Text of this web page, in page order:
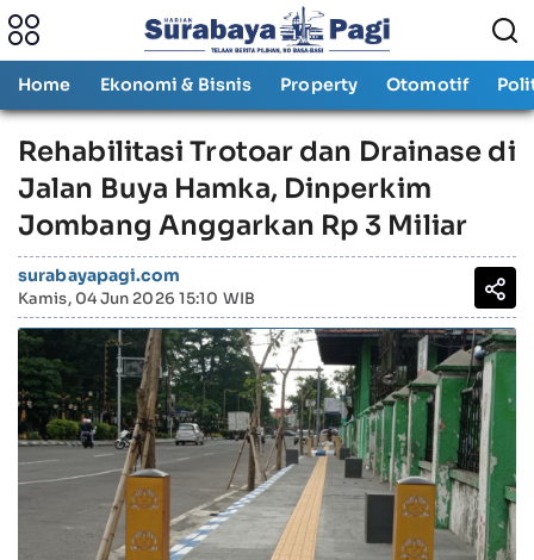
Home Ekonomi & Bisnis Property Otomotif
Rehabilitasi Trotoar dan Drainase di
Jalan Buya Hamka, Dinperkim
Jombang Anggarkan Rp 3 Miliar
surabayapagi.com
Kamis, 04 Jun 2026 15:10 WIB